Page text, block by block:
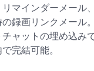
マインダーメール
録画リンクメール
ャットの埋め込み
完結可能。